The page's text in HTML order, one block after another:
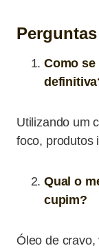
Como
Utilizando um
foco, produtos
Qual o
cupim?
Óleo de